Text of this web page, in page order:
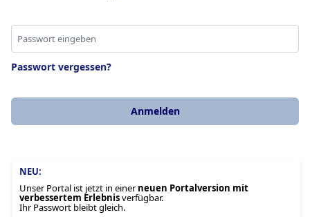
Passwort vergessen?
NEU:
Unser Portal ist jetzt in einerneuen Portalversion mit
verbessertem Erlebnisverfügbar.
Ihr Passwort bleibt gleich.